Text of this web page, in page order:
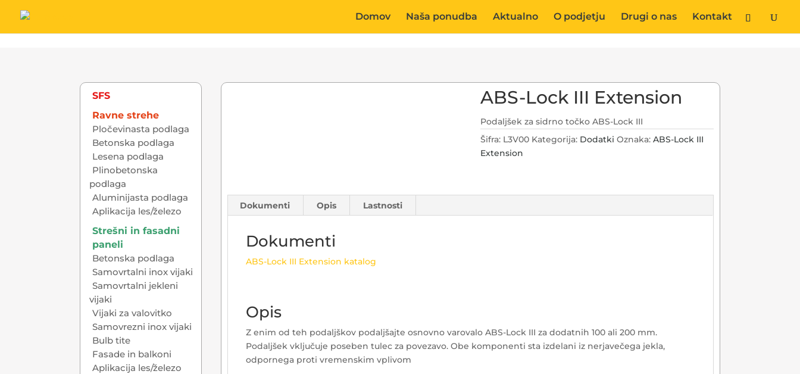
Domov Naša ponudba Aktualno O podjetju Drugi o nas Kontakt
ABS-Lock III Extension
Podaljšek za sidrno točko ABS-Lock III
Šifra: L3V00 Kategorija: Dodatki Oznaka: ABS-Lock III
Extension
Dokumenti Opis Lastnosti
Dokumenti
ABS-Lock III Extension katalog
Opis
Z enim od teh podaljškov podaljšajte osnovno varovalo ABS-Lock III za dodatnih 100 ali 200 mm.
Podaljšek vključuje poseben tulec za povezavo. Obe komponenti sta izdelani iz nerjavečega jekla,
odpornega proti vremenskim vplivom
SFS
Ravne strehe
Pločevinasta podlaga
Betonska podlaga
Lesena podlaga
Plinobetonska
podlaga
Aluminijasta podlaga
Aplikacija les/železo
Strešni in fasadni
paneli
Betonska podlaga
Samovrtalni inox vijaki
Samovrtalni jekleni
vijaki
Vijaki za valovitko
Samovrezni inox vijaki
Bulb tite
Fasade in balkoni
Aplikacija les/železo